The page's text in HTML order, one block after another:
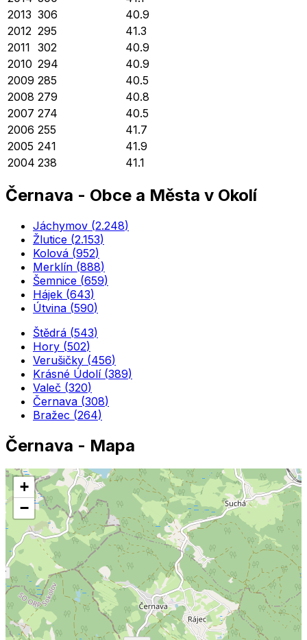
2013 306
40.9
2012 295
41.3
2011 302
40.9
2010 294
40.9
2009 285
40.5
2008 279
40.8
2007 274
40.5
2006 255
41.7
2005 241
41.9
2004 238 41.1
Černava - Obce a Města v Okolí
Jáchymov (2.248)
Žlutice (2.153)
Kolová (952)
Merklín (888)
Šemnice (659)
Hájek (643)
Útvina (590)
Štědrá (543)
Hory (502)
Verušičky (456)
Krásné Údolí(389)
Valeč (320)
Černava (308)
Bražec (264)
Černava - Mapa
+
−